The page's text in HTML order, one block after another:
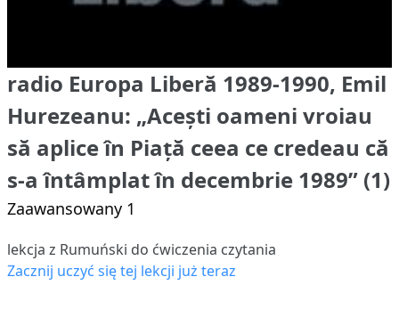
radio Europa Liberă 1989-1990, Emil
Hurezeanu: „Acești oameni vroiau
să aplice în Piață ceea ce credeau că
s-a întâmplat în decembrie 1989” (1)
Zaawansowany 1
lekcja z Rumuński do ćwiczenia czytania
Zacznij uczyć się tej lekcji już teraz